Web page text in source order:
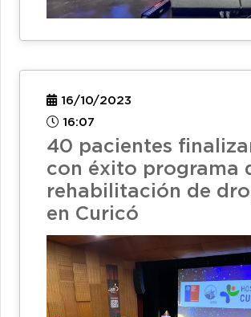
16/10/2023
16:07
40 pacientes
con éxito programa
rehabilitación de
en Curicó